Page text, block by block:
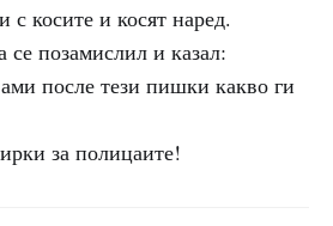
с косите и косят наред.
позамислил и казал:
после тези пишки какво ги
за полицаите!